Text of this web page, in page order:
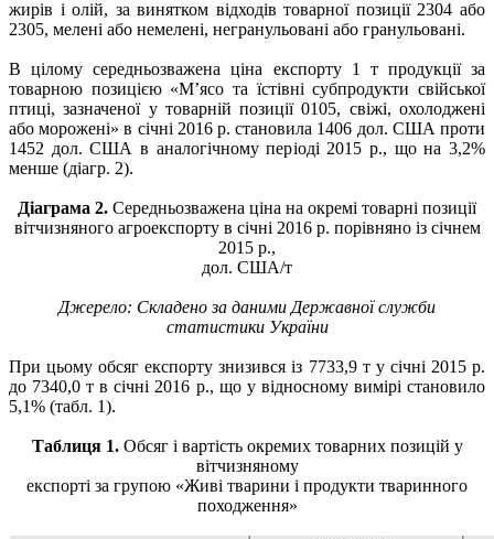
жирів і олій, за винятком відходів товарної позиції 2304 або
2305, мелені або немелені, негранульовані або гранульовані.
В цілому середньозважена ціна експорту 1 т продукції за
товарною позицією «М’ясо та їстівні субпродукти свійської
птиці, зазначеної у товарній позиції 0105, свіжі, охолоджені
або морожені» в січні 2016 р. становила 1406 дол. США проти
1452 дол. США в аналогічному періоді 2015 р., що на 3,2%
менше (діагр. 2).
Діаграма 2. Середньозважена ціна на окремі товарні позиції
вітчизняного агроекспорту в січні 2016 р. порівняно із січнем
2015 р.,
дол. США/т
Джерело: Складено за даними Державної служби
статистики України
При цьому обсяг експорту знизився із 7733,9 т у січні 2015 р.
до 7340,0 т в січні 2016 р., що у відносному вимірі становило
5,1% (табл. 1).
Таблиця 1. Обсяг і вартість окремих товарних позицій у
вітчизняному
експорті за групою «Живі тварини і продукти тваринного
походження»